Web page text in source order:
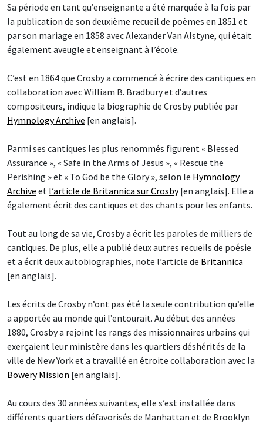
Sa période en tant qu’enseignante a été marquée à la fois par
la publication de son deuxième recueil de poèmes en 1851 et
par son mariage en 1858 avec Alexander Van Alstyne, qui était
également aveugle et enseignant à l’école.
C’est en 1864 que Crosby a commencé à écrire des cantiques en
collaboration avec William B. Bradbury et d’autres
compositeurs, indique la biographie de Crosby publiée par
Hymnology Archive [en anglais].
Parmi ses cantiques les plus renommés figurent « Blessed
Assurance », « Safe in the Arms of Jesus », « Rescue the
Perishing » et « To God be the Glory », selon le Hymnology
Archive et l’article de Britannica sur Crosby[en anglais]. Elle a
également écrit des cantiques et des chants pour les enfants.
Tout au long de sa vie, Crosby a écrit les paroles de milliers de
cantiques. De plus, elle a publié deux autres recueils de poésie
et a écrit deux autobiographies, note l’article de Britannica
[en anglais].
Les écrits de Crosby n’ont pas été la seule contribution qu’elle
a apportée au monde qui l’entourait. Au début des années
1880, Crosby a rejoint les rangs des missionnaires urbains qui
exerçaient leur ministère dans les quartiers déshérités de la
ville de New York et a travaillé en étroite collaboration avec la
Bowery Mission [en anglais].
Au cours des 30 années suivantes, elle s’est installée dans
différents quartiers défavorisés de Manhattan et de Brooklyn